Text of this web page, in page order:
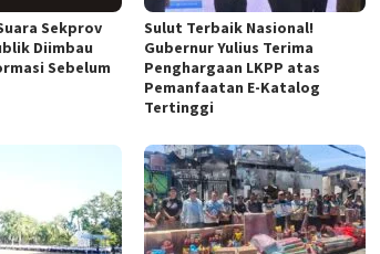
Sekprov
Diimbau
Sebelum
Sulut Terbaik Nasional!
Gubernur Yulius Terima
Penghargaan LKPP atas
Pemanfaatan E-Katalog
Tertinggi